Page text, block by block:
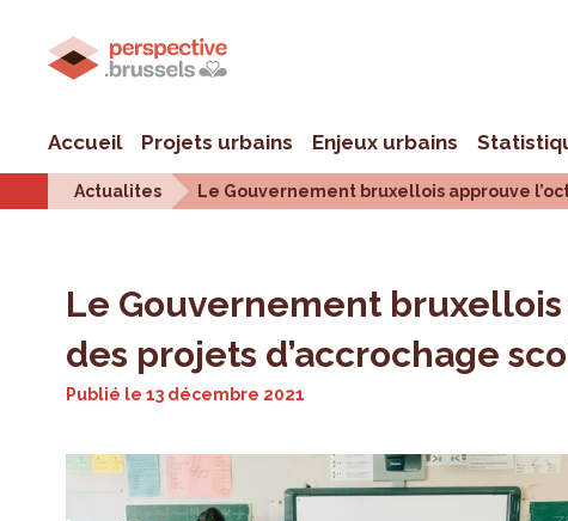
Accueil Projets urbains Enjeux urbains
Actualites Le Gouvernement bruxellois approuve
Le Gouvernement bruxellois
des projets d’accrochage
Publié le13 décembre 2021